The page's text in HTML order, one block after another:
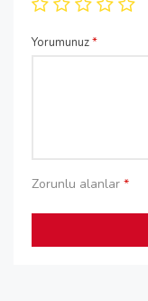
Yorumunuz*
Zorunlu alanlar *